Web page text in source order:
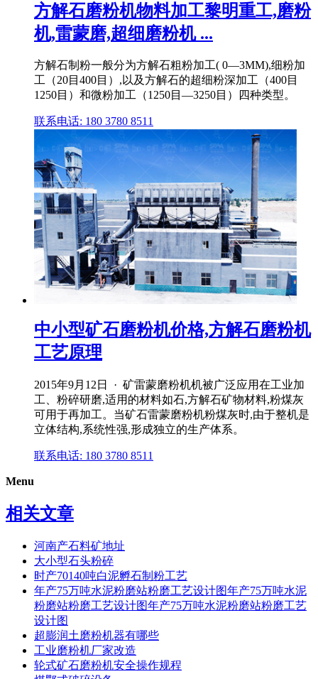
方解石磨粉机物料加工黎明重工,磨粉
机,雷蒙磨,超细磨粉机 ...
方解石制粉一般分为方解石粗粉加工( 0—3MM),细粉加
工（20目400目）,以及方解石的超细粉深加工（400目
1250目）和微粉加工（1250目—3250目）四种类型。
联系电话: 180 3780 8511
中小型矿石磨粉机价格,方解石磨粉机
工艺原理
2015年9月12日 · 矿雷蒙磨粉机机被广泛应用在工业加
工、粉碎研磨,适用的材料如石,方解石矿物材料,粉煤灰
可用于再加工。当矿石雷蒙磨粉机粉煤灰时,由于整机是
立体结构,系统性强,形成独立的生产体系。
联系电话: 180 3780 8511
Menu
相关文章
河南产石料矿地址
大小型石头粉碎
时产70140吨白泥孵石制粉工艺
年产75万吨水泥粉磨站粉磨工艺设计图年产75万吨水泥
粉磨站粉磨工艺设计图年产75万吨水泥粉磨站粉磨工艺
设计图
超膨润土磨粉机器有哪些
工业磨粉机厂家改造
轮式矿石磨粉机安全操作规程